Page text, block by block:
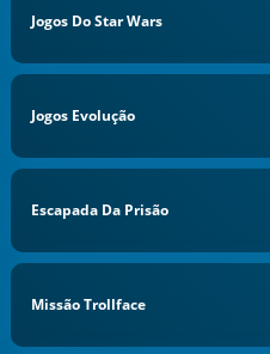
Jogos Do Star Wars
Jogos Evolução
Escapada Da Prisão
Missão Trollface